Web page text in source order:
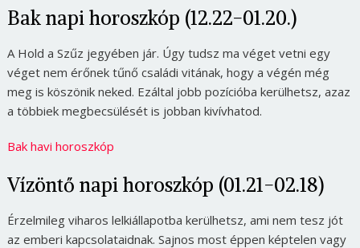
Bak napi horoszkóp (12.22-01.20.)
A Hold a Szűz jegyében jár. Úgy tudsz ma véget vetni egy
véget nem érőnek tűnő családi vitának, hogy a végén még
meg is köszönik neked. Ezáltal jobb pozícióba kerülhetsz, azaz
a többiek megbecsülését is jobban kivívhatod.
Bak havi horoszkóp
Vízöntő napi horoszkóp (01.21-02.18)
Érzelmileg viharos lelkiállapotba kerülhetsz, ami nem tesz jót
az emberi kapcsolataidnak. Sajnos most éppen képtelen vagy